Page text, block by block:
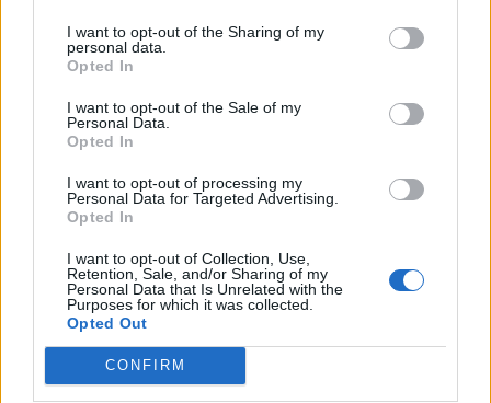
I want to opt-out of the Sharing of my
personal data.
Opted In
I want to opt-out of the Sale of my
Personal Data.
Opted In
I want to opt-out of processing my
Personal Data for Targeted Advertising.
Opted In
I want to opt-out of Collection, Use,
Retention, Sale, and/or Sharing of my
Personal Data that Is Unrelated with the
Purposes for which it was collected.
Opted Out
CONFIRM
Σχετικά Άρθρα